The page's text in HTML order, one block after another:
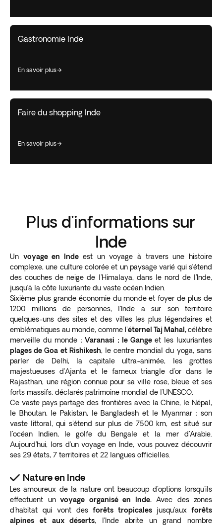
Gastronomie Inde
en savoir plus
Faire du shopping Inde
en savoir plus
Plus d'informations sur
Inde
Un voyage en Inde est un voyage à travers une histoire
complexe, une culture colorée et un paysage varié qui s’étend
des couches de neige de l'Himalaya, dans le nord de l'Inde,
jusqu’à la côte luxuriante du vaste océan Indien.
Sixième plus grande économie du monde et foyer de plus de
1200 millions de personnes, l’Inde a sur son territoire
quelques-uns des sites et des villes les plus légendaires et
emblématiques au monde, comme l'éternel Taj Mahal,célèbre
merveille du monde ; Varanasi ; le Gange et les luxuriantes
plages de Goa et Rishikesh, le centre mondial du yoga, sans
parler de Delhi, la capitale ultra-animée, les grottes
majestueuses d’Ajanta et le fameux triangle d'or dans le
Rajasthan, une région connue pour sa ville rose, bleue et ses
forts massifs, déclarés patrimoine mondial de l'UNESCO.
Ce vaste pays partage des frontières avec la Chine, le Népal,
le Bhoutan, le Pakistan, le Bangladesh et le Myanmar ; son
vaste littoral, qui s'étend sur plus de 7500 km, est situé sur
l'océan Indien, le golfe du Bengale et la mer d'Arabie.
Aujourd'hui, lors d’un voyage en Inde, vous pouvez découvrir
ses 29 états, 7 territoires et 22 langues officielles.
Nature en Inde
Les amoureux de la nature ont beaucoup d'options lorsqu'ils
effectuent unvoyage organisé en Inde.Avec des zones
d'habitat qui vont des forêts tropicales jusqu’aux forêts
alpines et aux déserts, l’Inde abrite un grand nombre